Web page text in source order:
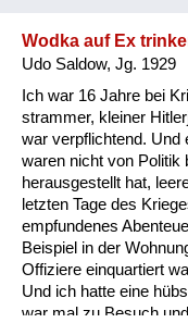
Wodka auf Ex
Udo Saldow, Jg. 1929
Ich war 16 Jahre bei
strammer, kleiner
war verpflichtend. Und
waren nicht von Politik
herausgestellt hat,
letzten Tage des
empfundenes
Beispiel in der
Offiziere einquartiert
Und ich hatte eine
war mal zu Besuch